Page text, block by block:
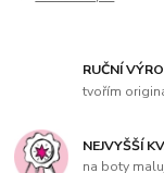
RUČNÍ
tvořím
NEJVYŠŠÍ
na boty